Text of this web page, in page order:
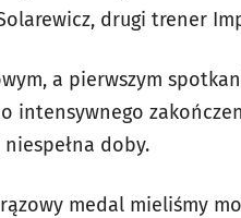
drugi trener
a pierwszym
intensywnego
doby.
medal mieliśmy